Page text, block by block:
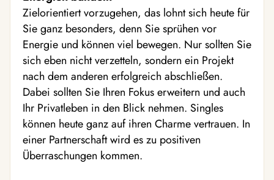
Zielorientiert vorzugehen, das lohnt sich heute für
Sie ganz besonders, denn Sie sprühen vor
Energie und können viel bewegen. Nur sollten Sie
sich eben nicht verzetteln, sondern ein Projekt
nach dem anderen erfolgreich abschließen.
Dabei sollten Sie Ihren Fokus erweitern und auch
Ihr Privatleben in den Blick nehmen. Singles
können heute ganz auf ihren Charme vertrauen. In
einer Partnerschaft wird es zu positiven
Überraschungen kommen.